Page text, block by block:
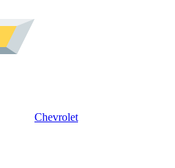
Chevrolet